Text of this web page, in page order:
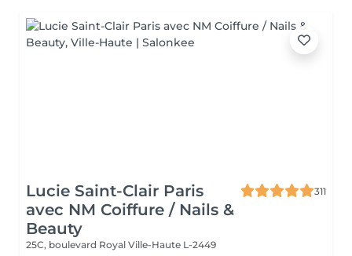
Lucie Saint-Clair Paris
avec NM Coiffure / Nails &
Beauty
311
25C, boulevard Royal Ville-Haute L-2449